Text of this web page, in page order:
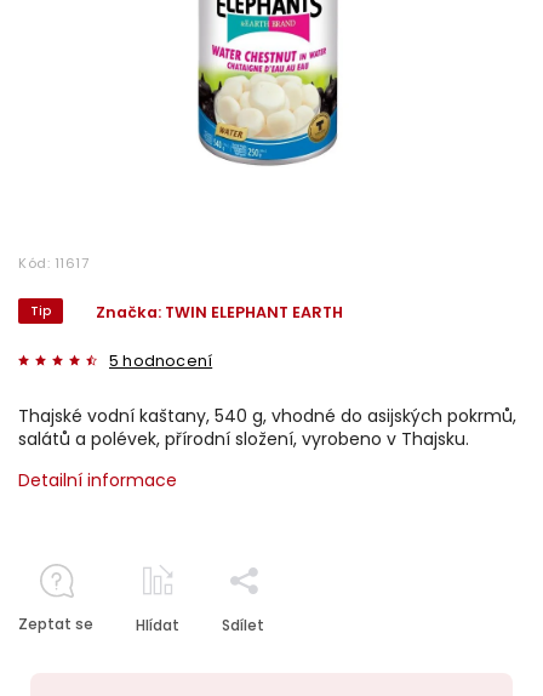
Kód: 11617
Tip
5 hodnocení
Značka: TWIN ELEPHANT EARTH
Thajské vodní kaštany, 540 g, vhodné do asijských pokrmů,
salátů a polévek, přírodní složení, vyrobeno v Thajsku.
Detailní informace
Zeptat se Hlídat Sdílet